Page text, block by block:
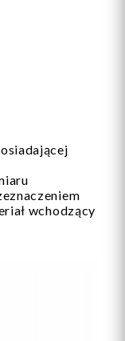
wchodzący